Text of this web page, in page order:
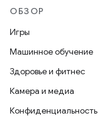
ОБЗОР
Игры
Машинное обучение
Здоровье и фитнес
Камера и медиа
Конфиденциальность